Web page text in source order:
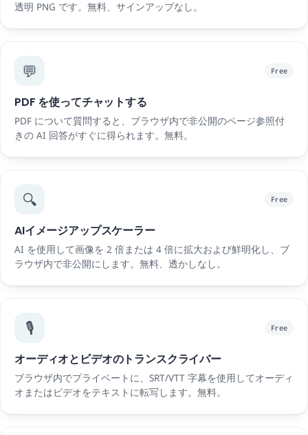
透明 PNG です。無料、サインアップなし。
💬 Free
PDF を使ってチャットする
PDF について質問すると、ブラウザ内で非公開のページ参照付
きの AI 回答がすぐに得られます。無料。
🔍 Free
AIイメージアップスケーラー
AI を使用して画像を 2 倍または 4 倍に拡大および鮮明化し、ブ
ラウザ内で非公開にします。無料、透かしなし。
🎙️ Free
オーディオとビデオのトランスクライバー
ブラウザ内でプライベートに、SRT/VTT 字幕を使用してオーディ
オまたはビデオをテキストに転写します。無料。